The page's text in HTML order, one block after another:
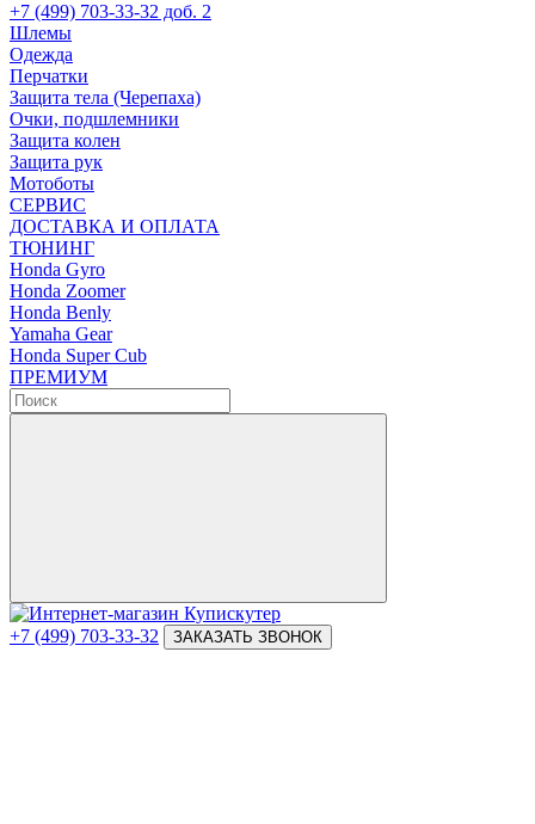
+7 (499) 703-33-32 доб. 2
Шлемы
Одежда
Перчатки
Защита тела (Черепаха)
Очки, подшлемники
Защита колен
Защита рук
Мотоботы
СЕРВИС
ДОСТАВКА И ОПЛАТА
ТЮНИНГ
Honda Gyro
Honda Zoomer
Honda Benly
Yamaha Gear
Honda Super Cub
ПРЕМИУМ
+7 (499) 703-33-32 ЗАКАЗАТЬ ЗВОНОК